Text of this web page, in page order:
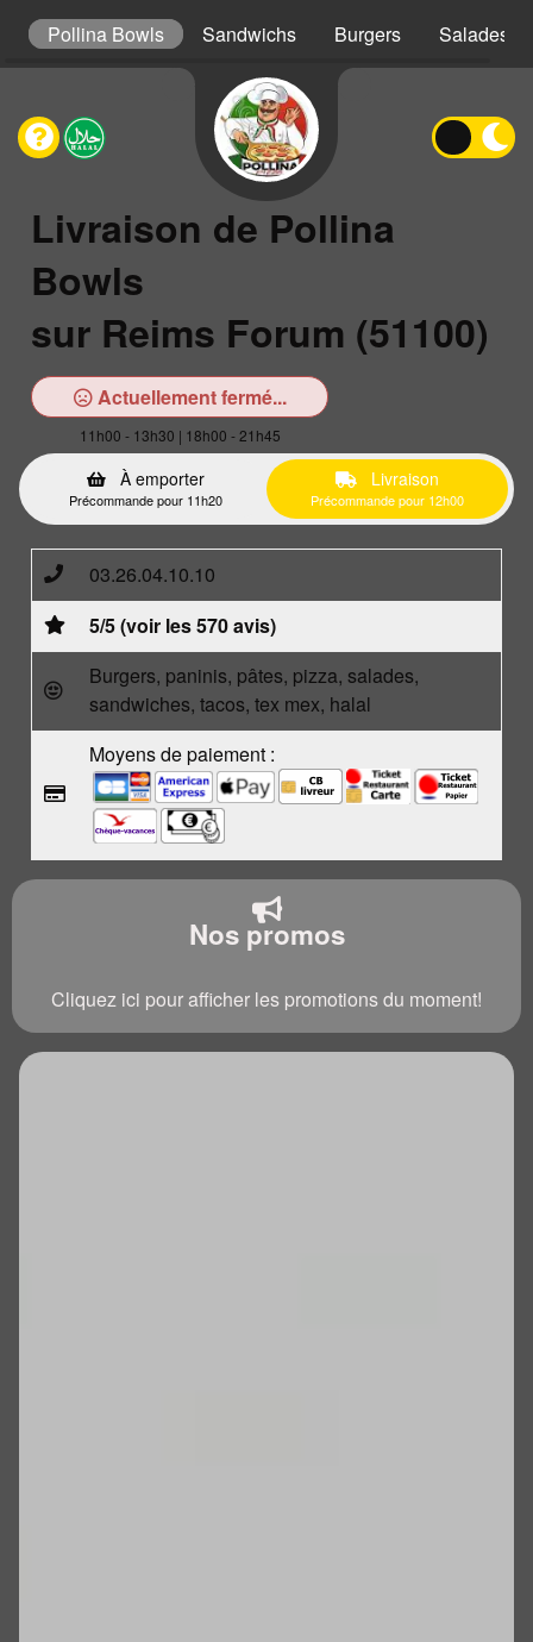
Pollina Bowls Sandwichs Burgers Salades
Livraison de Pollina
Bowls
sur Reims Forum (51100)
Actuellement fermé...
11h00 - 13h30 | 18h00 - 21h45
À emporter
Précommande pour 11h20
Livraison
Précommande pour 12h00
03.26.04.10.10
5/5 (voir les 570 avis)
Burgers, paninis, pâtes, pizza, salades,
sandwiches, tacos, tex mex, halal
Moyens de paiement :
Nos promos
Cliquez ici pour afficher les promotions du moment!